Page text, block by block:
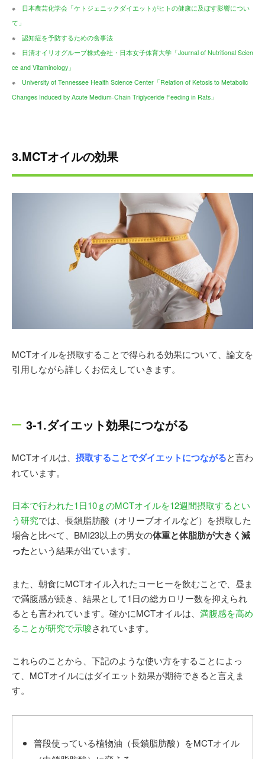
※ 日本農芸化学会「ケトジェニックダイエットがヒトの健康に及ぼす影響につい
て」
※ 認知症を予防するための食事法
※ 日清オイリオグループ株式会社・日本女子体育大学「Journal of Nutritional Scien
ce and Vitaminology」
※ University of Tennessee Health Science Center「Relation of Ketosis to Metabolic
Changes Induced by Acute Medium-Chain Triglyceride Feeding in Rats」
3.MCTオイルの効果
MCTオイルを摂取することで得られる効果について、論文を
引用しながら詳しくお伝えしていきます。
3-1.ダイエット効果につながる
MCTオイルは、 摂取することでダイエットにつながると言わ
れています。
日本で行われた1日10ｇのMCTオイルを12週間摂取するとい
う研究では、長鎖脂肪酸（オリーブオイルなど）を摂取した
場合と比べて、BMI23以上の男女の体重と体脂肪が大きく減
ったという結果が出ています。
また、朝食にMCTオイル入れたコーヒーを飲むことで、昼ま
で満腹感が続き、結果として1日の総カロリー数を抑えられ
るとも言われています。確かにMCTオイルは、 満腹感を高め
ることが研究で示唆されています。
これらのことから、下記のような使い方をすることによっ
て、MCTオイルにはダイエット効果が期待できると言えま
す。
普段使っている植物油（長鎖脂肪酸）をMCTオイル